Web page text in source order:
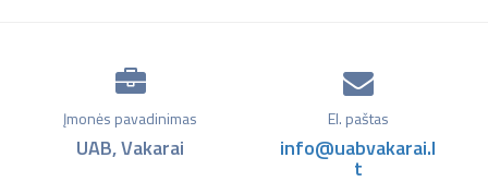
Įmonės pavadinimas
UAB, Vakarai
El. paštas
info@uabvakarai.l
t